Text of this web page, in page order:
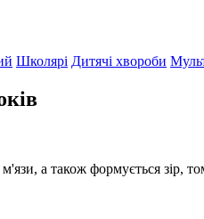
Школярі Дитячі хвороби
а також формується